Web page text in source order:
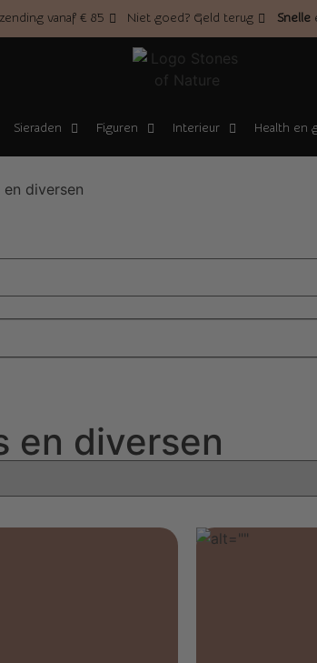
vanaf € 85 Niet goed? Geld terug Snelle
Sieraden Figuren Interieur Health en
diversen
en diversen